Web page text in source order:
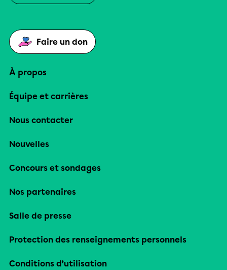
Faire un don
À propos
Équipe et carrières
Nous contacter
Nouvelles
Concours et sondages
Nos partenaires
Salle de presse
Protection des renseignements personnels
Conditions d’utilisation